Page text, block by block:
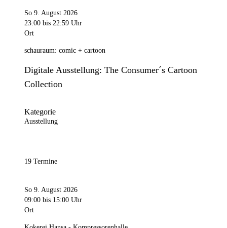
So 9. August 2026
23:00 bis 22:59 Uhr
Ort
schauraum: comic + cartoon
Digitale Ausstellung: The Consumer´s Cartoon
Collection
Kategorie
Ausstellung
19 Termine
So 9. August 2026
09:00 bis 15:00 Uhr
Ort